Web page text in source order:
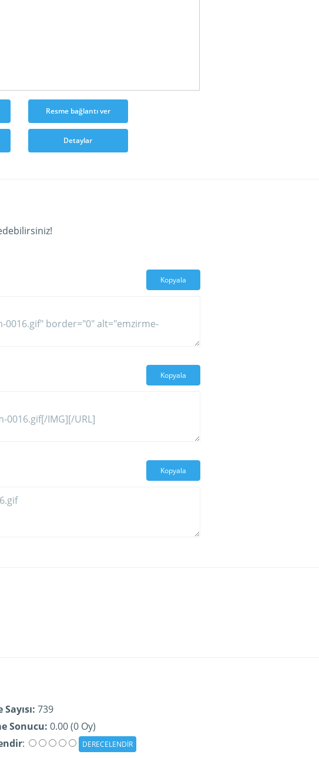
Resme bağlantı ver
Detaylar
Kopyala
Kopyala
Kopyala
739
Sonucu: 0.00 (0 Oy)
: